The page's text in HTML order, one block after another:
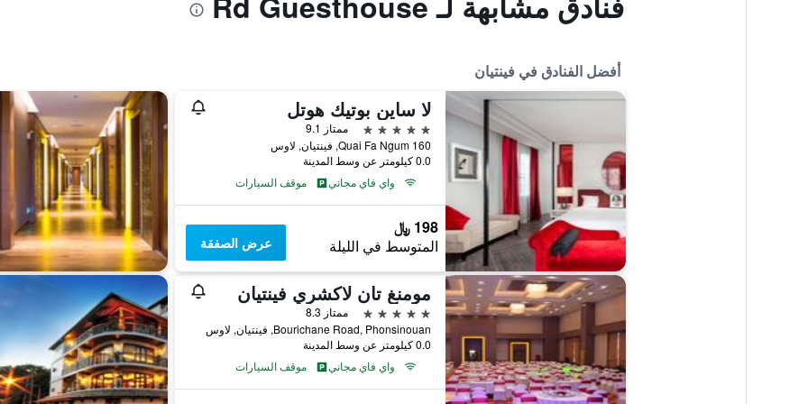
أفضل الفنادق في فينتيان
لا ساين بوتيك هوتل
5 نجوم
ممتاز 9.1
160 Quai Fa Ngum, فينتيان, لاوس
0.0 كيلومتر عن وسط المدينة
واي فاي مجاني
موقف السيارات
198 ﷼
المتوسط في الليلة عرض الصفقة
مومنغ تان لاكشري فينتيان
5 نجوم
ممتاز 8.3
Bourichane Road, Phonsinouan, فينتيان, لاوس
0.0 كيلومتر عن وسط المدينة
واي فاي مجاني
موقف السيارات